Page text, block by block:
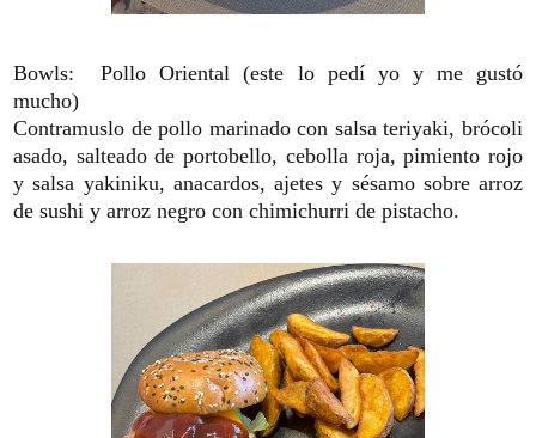
Bowls: Pollo Oriental (este lo pedí yo y me gustó
mucho)
Contramuslo de pollo marinado con salsa teriyaki, brócoli
asado, salteado de portobello, cebolla roja, pimiento rojo
y salsa yakiniku, anacardos, ajetes y sésamo sobre arroz
de sushi y arroz negro con chimichurri de pistacho.